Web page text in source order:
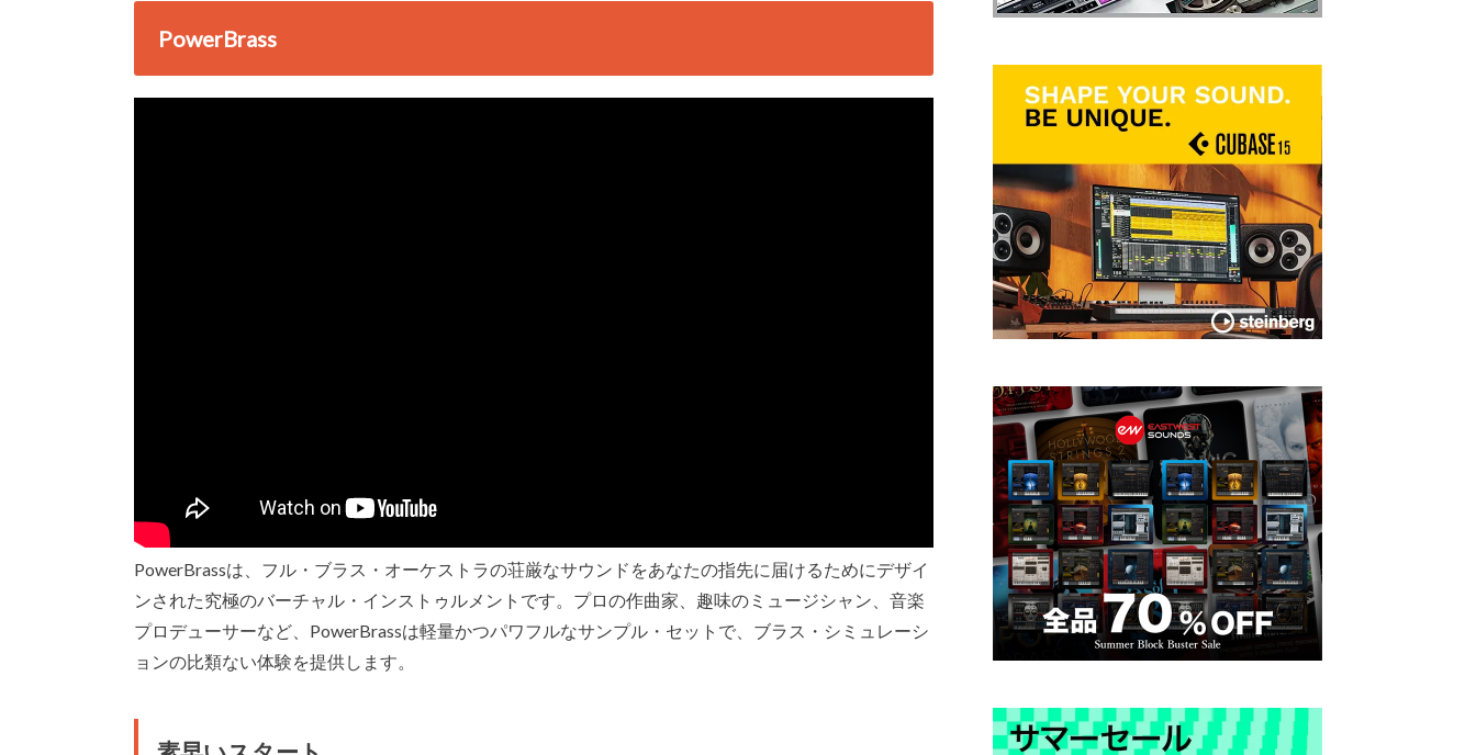
PowerBrass
PowerBrassは、フル・ブラス・オーケストラの荘厳なサウンドをあなたの指先に届けるためにデザイ
ンされた究極のバーチャル・インストゥルメントです。プロの作曲家、趣味のミュージシャン、音楽
プロデューサーなど、PowerBrassは軽量かつパワフルなサンプル・セットで、ブラス・シミュレーシ
ョンの比類ない体験を提供します。